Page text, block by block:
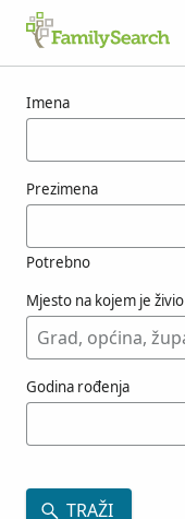
Imena
Prezimena
Potrebno
Mjesto na kojem je živio
Godina rođenja
TRAŽI